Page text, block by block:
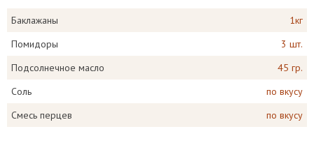
Баклажаны
1кг
Помидоры
3 шт.
Подсолнечное масло
45 гр.
Соль
по вкусу
Смесь перцев
по вкусу